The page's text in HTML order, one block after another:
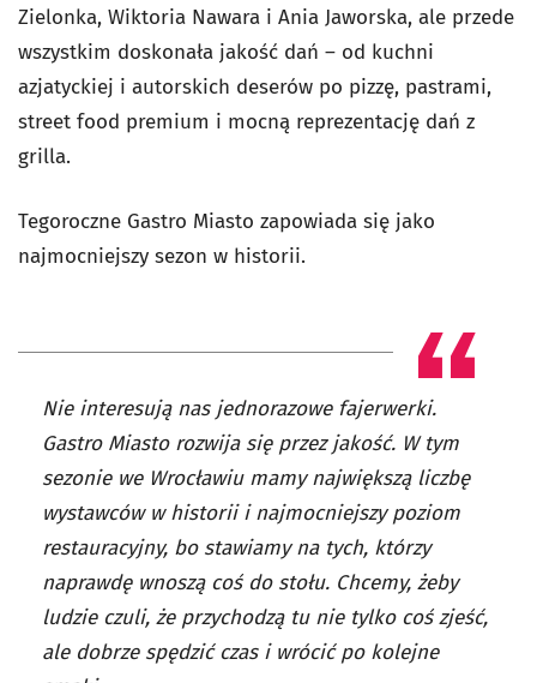
Zielonka, Wiktoria Nawara i Ania Jaworska, ale przede
wszystkim doskonała jakość dań – od kuchni
azjatyckiej i autorskich deserów po pizzę, pastrami,
street food premium i mocną reprezentację dań z
grilla.
Tegoroczne Gastro Miasto zapowiada się jako
najmocniejszy sezon w historii.
Nie interesują nas jednorazowe fajerwerki.
Gastro Miasto rozwija się przez jakość. W tym
sezonie we Wrocławiu mamy największą liczbę
wystawców w historii i najmocniejszy poziom
restauracyjny, bo stawiamy na tych, którzy
naprawdę wnoszą coś do stołu. Chcemy, żeby
ludzie czuli, że przychodzą tu nie tylko coś zjeść,
ale dobrze spędzić czas i wrócić po kolejne